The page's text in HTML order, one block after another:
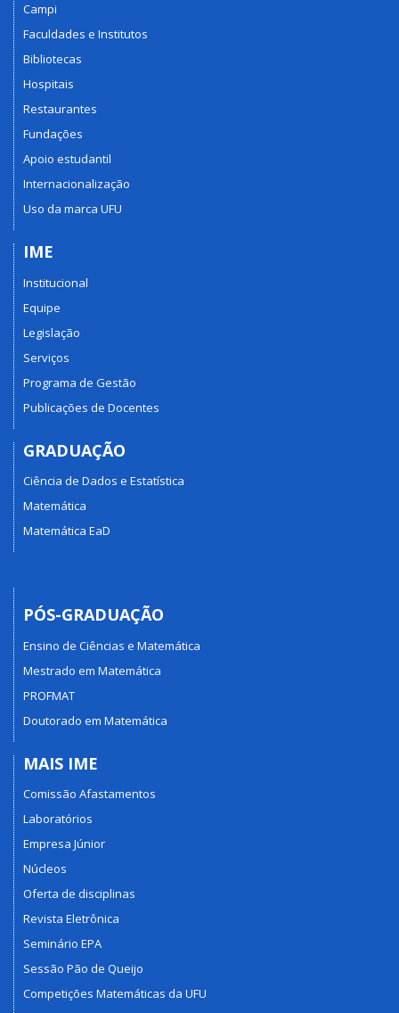
Campi
Faculdades e Institutos
Bibliotecas
Hospitais
Restaurantes
Fundações
Apoio estudantil
Internacionalização
Uso da marca UFU
IME
Institucional
Equipe
Legislação
Serviços
Programa de Gestão
Publicações de Docentes
GRADUAÇÃO
Ciência de Dados e Estatística
Matemática
Matemática EaD
PÓS-GRADUAÇÃO
Ensino de Ciências e Matemática
Mestrado em Matemática
PROFMAT
Doutorado em Matemática
MAIS IME
Comissão Afastamentos
Laboratórios
Empresa Júnior
Núcleos
Oferta de disciplinas
Revista Eletrônica
Seminário EPA
Sessão Pão de Queijo
Competições Matemáticas da UFU